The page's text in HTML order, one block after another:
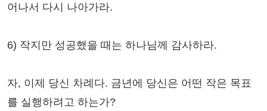
어나서 다시 나아가라.
6) 작지만 성공했을 때는 하나님께 감사하라.
자, 이제 당신 차례다. 금년에 당신은 어떤 작은 목표
를 실행하려고 하는가?